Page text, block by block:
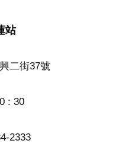
站
二街37號
: 30
2333